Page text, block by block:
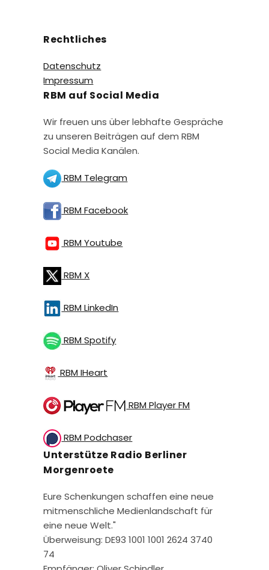
Rechtliches
Datenschutz
Impressum
RBM auf Social Media
Wir freuen uns über lebhafte Gespräche
zu unseren Beiträgen auf dem RBM
Social Media Kanälen.
RBM Telegram
RBM Facebook
RBM Youtube
RBM X
RBM LinkedIn
RBM Spotify
RBM IHeart
RBM Player FM
RBM Podchaser
Unterstütze Radio Berliner
Morgenroete
Eure Schenkungen schaffen eine neue
mitmenschliche Medienlandschaft für
eine neue Welt."
Überweisung: DE93 1001 1001 2624 3740
74